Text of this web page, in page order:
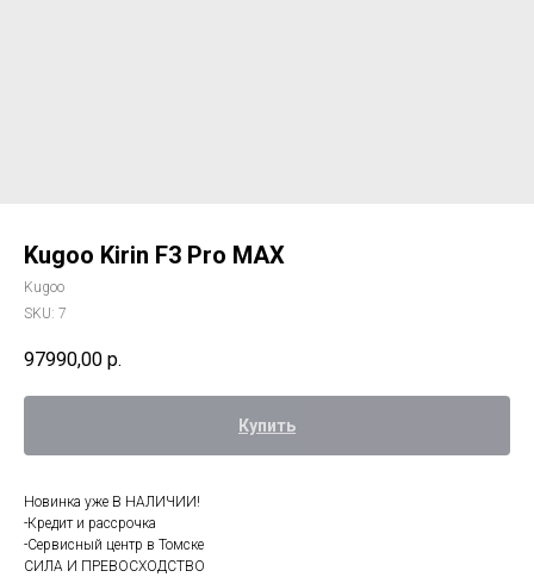
Kugoo Kirin F3 Pro MAX
Kugoo
SKU: 7
97990,00 р.
Купить
Новинка уже В НАЛИЧИИ!
-Кредит и рассрочка
-Сервисный центр в Томске
СИЛА И ПРЕВОСХОДСТВО